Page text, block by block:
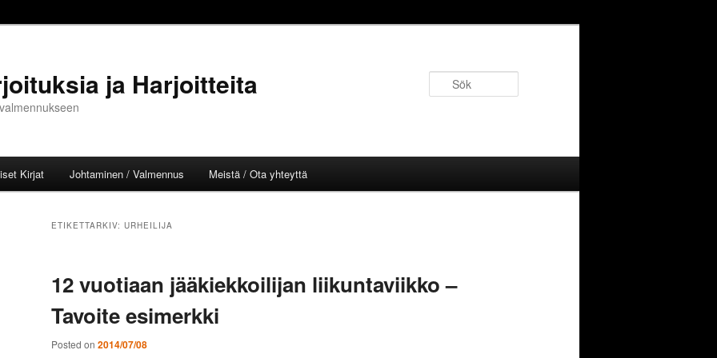
ja Harjoitteita
Kirjat Johtaminen / Valmennus Meistä / Ota yhteyttä
ETIKETTARKIV: URHEILIJA
12 vuotiaan jääkiekkoilijan liikuntaviikko –
Tavoite esimerkki
Posted on 2014/07/08